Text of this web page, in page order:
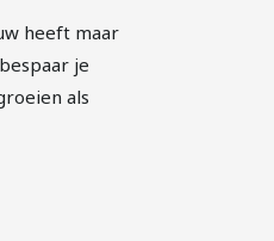
heeft maar
je
als